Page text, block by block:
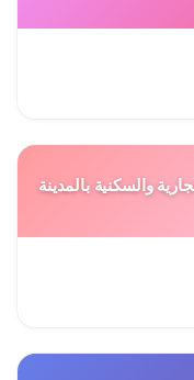
والسكنية بالمدينة